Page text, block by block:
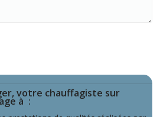
votre chauffagiste sur
à :